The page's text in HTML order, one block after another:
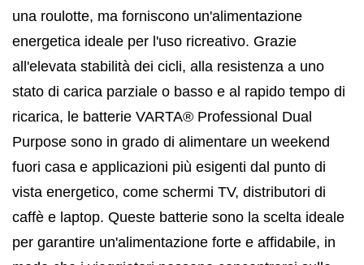
una roulotte, ma forniscono un'alimentazione
energetica ideale per l'uso ricreativo. Grazie
all'elevata stabilità dei cicli, alla resistenza a uno
stato di carica parziale o basso e al rapido tempo di
ricarica, le batterie VARTA® Professional Dual
Purpose sono in grado di alimentare un weekend
fuori casa e applicazioni più esigenti dal punto di
vista energetico, come schermi TV, distributori di
caffè e laptop. Queste batterie sono la scelta ideale
per garantire un'alimentazione forte e affidabile, in